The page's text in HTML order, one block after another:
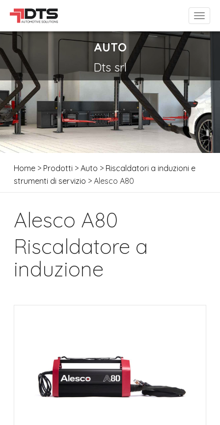
AUTO
Dts srl
Home > Prodotti >Auto > Riscaldatori a induzioni e
strumenti di servizio > Alesco A80
Alesco A80
Riscaldatore a
induzione